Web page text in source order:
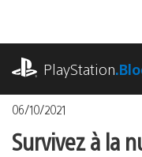
contenu
PlayStation
06/10/2021
Survivez à la